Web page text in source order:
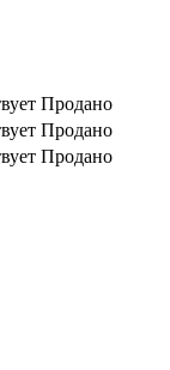
Продано
Продано
Продано